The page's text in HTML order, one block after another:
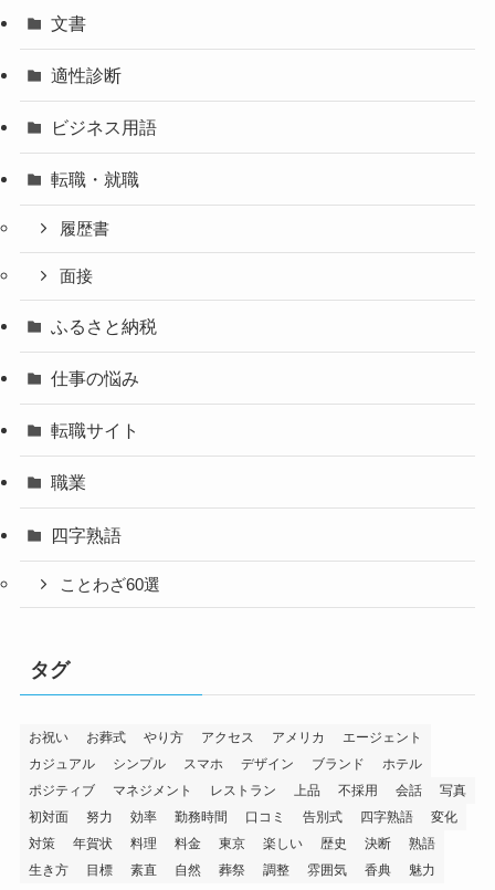
文書
適性診断
ビジネス用語
転職・就職
履歴書
面接
ふるさと納税
仕事の悩み
転職サイト
職業
四字熟語
ことわざ60選
タグ
お祝い お葬式 やり方 アクセス アメリカ
エージェント
カジュアル
シンプル スマホ デザイン ブランド
ホテル
ポジティブ
マネジメント レストラン 上品 不採用 会話
写真
初対面
努力 効率 勤務時間 口コミ 告別式 四字熟語
変化
対策
年賀状 料理 料金 東京 楽しい 歴史 決断
熟語
生き方
目標 素直 自然 葬祭 調整 雰囲気 香典 魅力